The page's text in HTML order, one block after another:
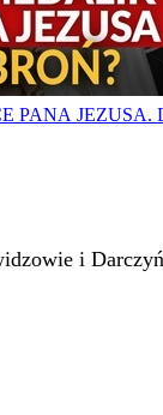
PANA JEZUSA.
i